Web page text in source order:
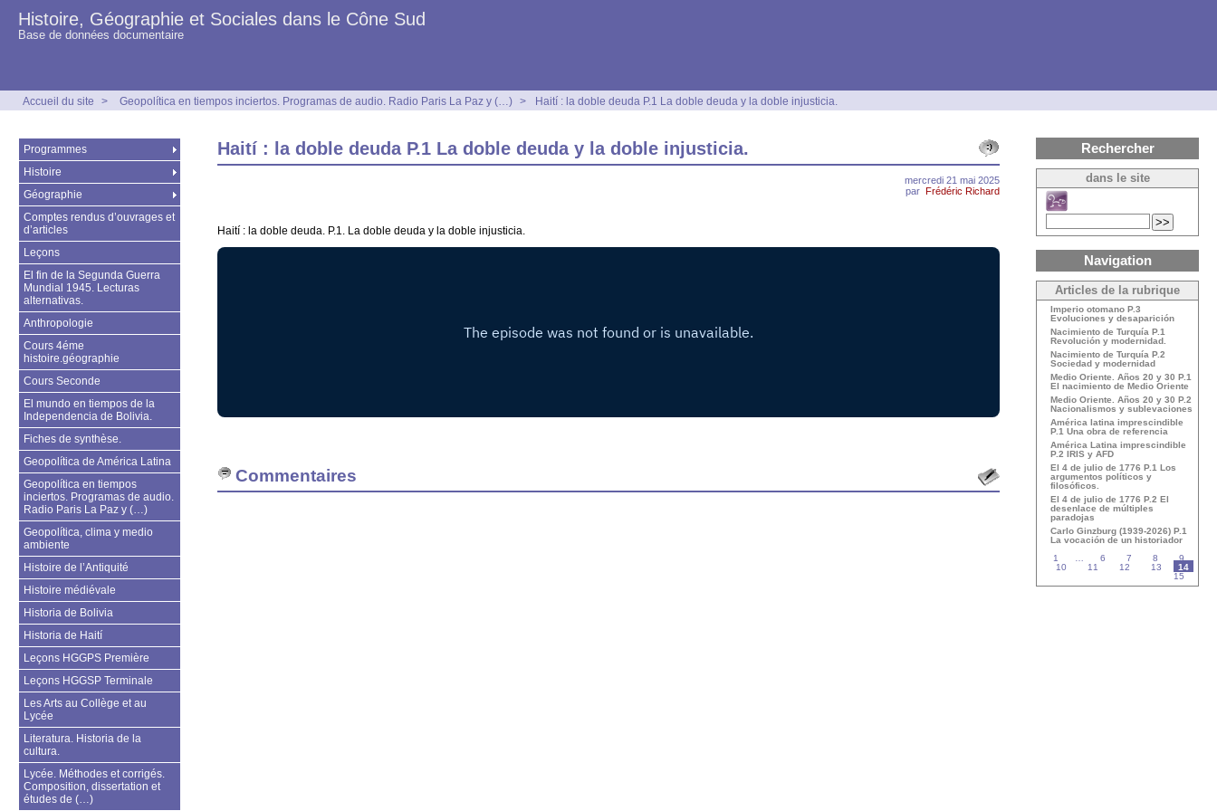
Histoire, Géographie et Sociales dans le Cône Sud
Base de données documentaire
Accueil du site > Geopolítica en tiempos inciertos. Programas de audio. Radio Paris La Paz y (…) > Haití : la doble deuda P.1 La doble deuda y la doble injusticia.
Haití : la doble deuda P.1 La doble deuda y la doble injusticia.
mercredi 21 mai 2025
par Frédéric Richard
Haití : la doble deuda. P.1. La doble deuda y la doble injusticia.
Commentaires
Programmes
Histoire
Géographie
Comptes rendus d’ouvrages et
d’articles
Leçons
El fin de la Segunda Guerra
Mundial 1945. Lecturas
alternativas.
Anthropologie
Cours 4éme
histoire.géographie
Cours Seconde
El mundo en tiempos de la
Independencia de Bolivia.
Fiches de synthèse.
Geopolítica de América Latina
Geopolítica en tiempos
inciertos. Programas de audio.
Radio Paris La Paz y (…)
Geopolítica, clima y medio
ambiente
Histoire de l’Antiquité
Histoire médiévale
Historia de Bolivia
Historia de Haití
Leçons HGGPS Première
Leçons HGGSP Terminale
Les Arts au Collège et au
Lycée
Literatura. Historia de la
cultura.
Lycée. Méthodes et corrigés.
Composition, dissertation et
études de (…)
Rechercher
dans le site
Navigation
Articles de la rubrique
Imperio otomano P.3
Evoluciones y desaparición
Nacimiento de Turquía P.1
Revolución y modernidad.
Nacimiento de Turquía P.2
Sociedad y modernidad
Medio Oriente. Años 20 y 30 P.1
El nacimiento de Medio Oriente
Medio Oriente. Años 20 y 30 P.2
Nacionalismos y sublevaciones
América latina imprescindible
P.1 Una obra de referencia
América Latina imprescindible
P.2 IRIS y AFD
El 4 de julio de 1776 P.1 Los
argumentos políticos y
filosóficos.
El 4 de julio de 1776 P.2 El
desenlace de múltiples
paradojas
Carlo Ginzburg (1939-2026) P.1
La vocación de un historiador
1
6 7 8
9
10
11 12 13
14
15